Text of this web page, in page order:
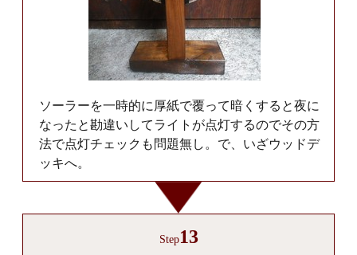
ソーラーを一時的に厚紙で覆って暗くすると夜に
なったと勘違いしてライトが点灯するのでその方
法で点灯チェックも問題無し。で、いざウッドデ
ッキへ。
Step13